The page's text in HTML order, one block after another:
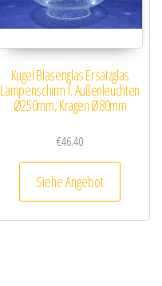
Kugel Blasenglas Ersatzglas
Lampenschirm f. Außenleuchten
Ø250mm, Kragen Ø80mm
€46.40
Siehe Angebot